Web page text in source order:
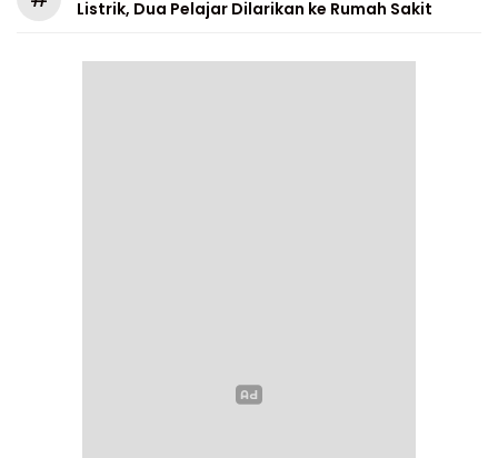
Listrik, Dua Pelajar Dilarikan ke Rumah Sakit